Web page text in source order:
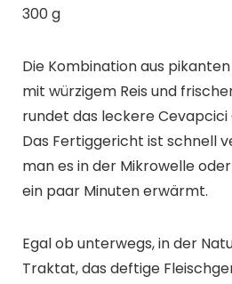
300 g
Die Kombination aus
mit würzigem Reis und
rundet das leckere
Das Fertiggericht ist schnell
man es in der Mikrowelle
ein paar Minuten erwärmt.
Egal ob unterwegs, in der
Traktat, das deftige